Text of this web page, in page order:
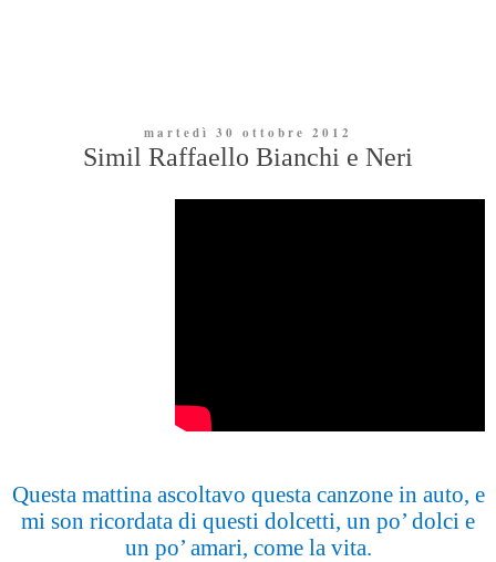
martedì 30 ottobre 2012
Simil Raffaello Bianchi e Neri
Questa mattina ascoltavo questa canzone in auto, e
mi son ricordata di questi dolcetti, un po’ dolci e
un po’ amari, come la vita.